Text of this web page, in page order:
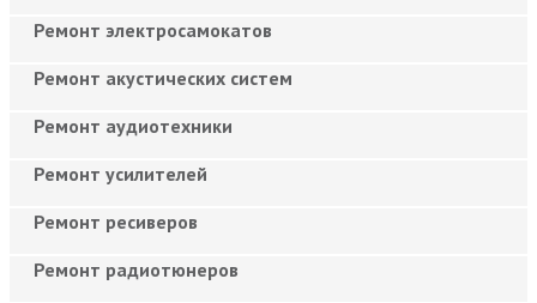
Ремонт электросамокатов
Ремонт акустических систем
Ремонт аудиотехники
Ремонт усилителей
Ремонт ресиверов
Ремонт радиотюнеров